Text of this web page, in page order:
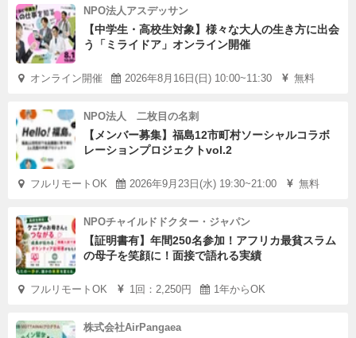
NPO法人アスデッサン
【中学生・高校生対象】様々な大人の生き方に出会
う「ミライドア」オンライン開催
オンライン開催 2026年8月16日(日) 10:00~11:30 無料
NPO法人 二枚目の名刺
【メンバー募集】福島12市町村ソーシャルコラボ
レーションプロジェクトvol.2
フルリモートOK 2026年9月23日(水) 19:30~21:00 無料
NPOチャイルドドクター・ジャパン
【証明書有】年間250名参加！アフリカ最貧スラム
の母子を笑顔に！面接で語れる実績
フルリモートOK 1回：2,250円 1年からOK
株式会社AirPangaea